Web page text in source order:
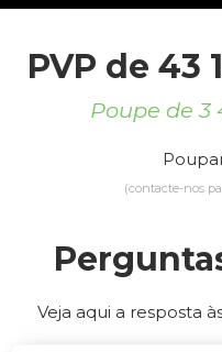
PVP de 43
Poupe de
(contacte-nos
Veja aqui a resposta